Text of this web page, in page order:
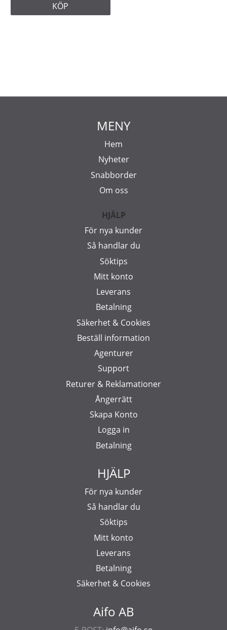
KÖP
Aifo AB
MENY
Hem
Nyheter
Snabborder
Om oss
HJÄLP
För nya kunder
Så handlar du
Söktips
Mitt konto
Leverans
Betalning
Säkerhet & Cookies
Beställ information
Agenturer
Support
Returer & Reklamationer
Ångerrätt
Skapa Konto
Logga in
Betalning
HJÄLP
För nya kunder
Så handlar du
Söktips
Mitt konto
Leverans
Betalning
Säkerhet & Cookies